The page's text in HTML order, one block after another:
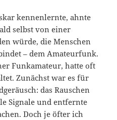
kennenlernte, ahnte
selbst von einer
würde, die Menschen
– dem Amateurfunk.
Funkamateur, hatte oft
Zunächst war es für
das Rauschen
Signale und entfernte
Doch je öfter ich